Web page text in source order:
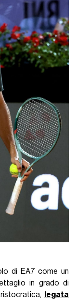
di EA7 come un
in grado di
legata